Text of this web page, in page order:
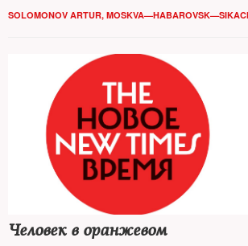
SOLOMONOV ARTUR,
Человек в оранжевом